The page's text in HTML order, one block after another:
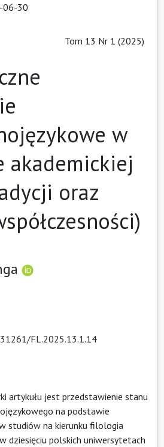
06-30
Tom 13 Nr 1 (2025)
w
akademickiej
oraz
FL.2025.13.1.14
artykułu jest przedstawienie stanu
na podstawie
studiów na kierunku filologia
dziesięciu polskich uniwersytetach